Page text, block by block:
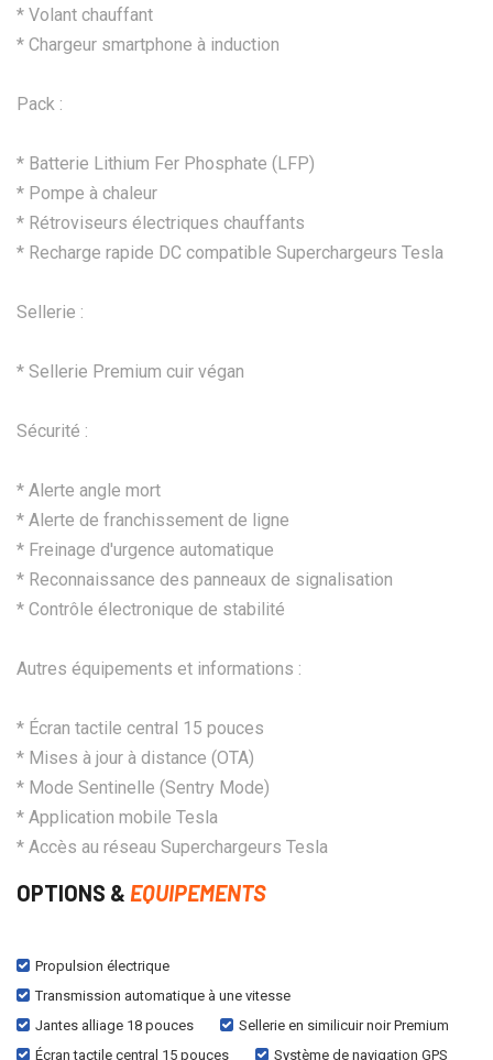
* Volant chauffant
* Chargeur smartphone à induction
Pack :
* Batterie Lithium Fer Phosphate (LFP)
* Pompe à chaleur
* Rétroviseurs électriques chauffants
* Recharge rapide DC compatible Superchargeurs Tesla
Sellerie :
* Sellerie Premium cuir végan
Sécurité :
* Alerte angle mort
* Alerte de franchissement de ligne
* Freinage d'urgence automatique
* Reconnaissance des panneaux de signalisation
* Contrôle électronique de stabilité
Autres équipements et informations :
* Écran tactile central 15 pouces
* Mises à jour à distance (OTA)
* Mode Sentinelle (Sentry Mode)
* Application mobile Tesla
* Accès au réseau Superchargeurs Tesla
OPTIONS & EQUIPEMENTS
Propulsion électrique
Transmission automatique à une vitesse
Jantes alliage 18 pouces
Sellerie en similicuir noir Premium
Écran tactile central 15 pouces
Système de navigation GPS